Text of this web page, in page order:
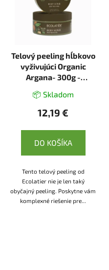
Telový peeling hĺbkovo
vyživujúci Organic
Argana- 300g -
📦 Skladom
12,19 €
DO KOŠÍKA
Tento telový peeling od
Ecolatier nie je len taký
obyčajný peeling. Poskytne vám
komplexné riešenie pre...